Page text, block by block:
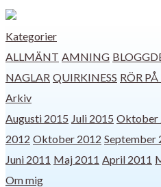
Kategorier
ALLMÄNT AMNING
NAGLAR QUIRKINESS RÖR
Arkiv
Augusti 2015 Juli 2015 Oktober
2012 Oktober 2012 September
Juni 2011 Maj 2011 April 2011
Om mig